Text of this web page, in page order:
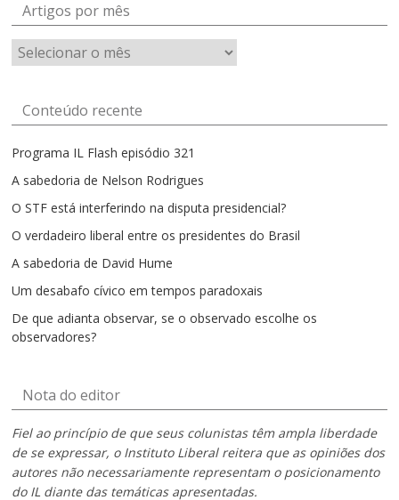
Artigos por mês
Artigos
por
Conteúdo recente
Programa IL Flash episódio 321
A sabedoria de Nelson Rodrigues
O STF está interferindo na disputa presidencial?
O verdadeiro liberal entre os presidentes do Brasil
A sabedoria de David Hume
Um desabafo cívico em tempos paradoxais
De que adianta observar, se o observado escolhe os
observadores?
Nota do editor
Fiel ao princípio de que seus colunistas têm ampla liberdade
de se expressar, o Instituto Liberal reitera que as opiniões dos
autores não necessariamente representam o posicionamento
do IL diante das temáticas apresentadas.